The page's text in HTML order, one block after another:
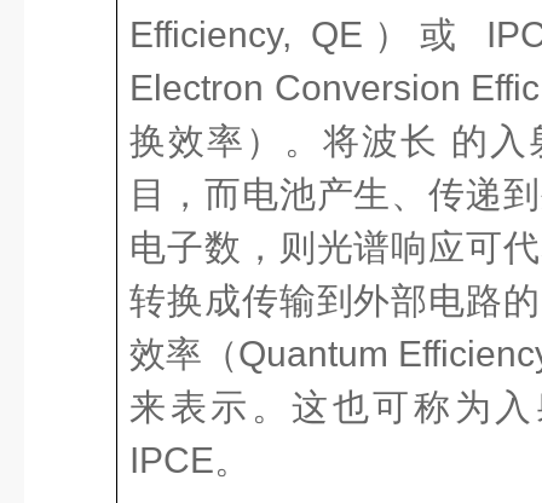
Efficiency, QE）或
Electron Conversion
换效率）。将波长 的
目，而电池产生、传递
电子数，则光谱响应可
转换成传输到外部电路
效率（Quantum
来表示。这也可称为
IPCE。